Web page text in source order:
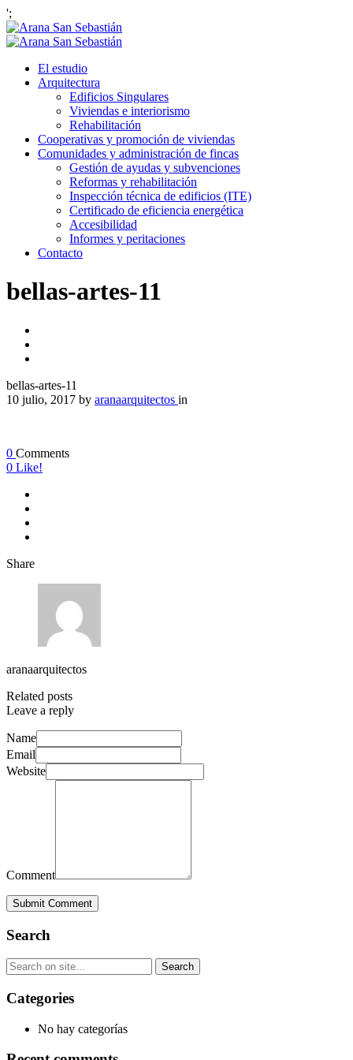
';
El estudio
Arquitectura
Edificios Singulares
Viviendas e interiorismo
Rehabilitación
Cooperativas y promoción de viviendas
Comunidades y administración de fincas
Gestión de ayudas y subvenciones
Reformas y rehabilitación
Inspección técnica de edificios (ITE)
Certificado de eficiencia energética
Accesibilidad
Informes y peritaciones
Contacto
bellas-artes-11
bellas-artes-11
10 julio, 2017 by aranaarquitectos in
0 Comments
0 Like!
Share
aranaarquitectos
Related posts
Leave a reply
Name
Email
Website
Comment
Submit Comment
Search
Categories
No hay categorías